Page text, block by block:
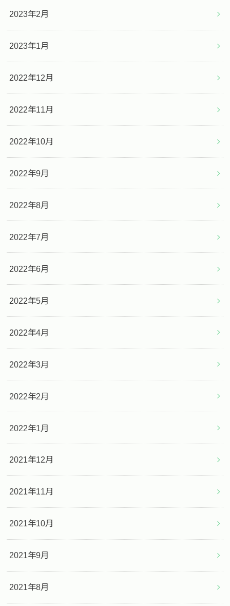
2023年2月
2023年1月
2022年12月
2022年11月
2022年10月
2022年9月
2022年8月
2022年7月
2022年6月
2022年5月
2022年4月
2022年3月
2022年2月
2022年1月
2021年12月
2021年11月
2021年10月
2021年9月
2021年8月